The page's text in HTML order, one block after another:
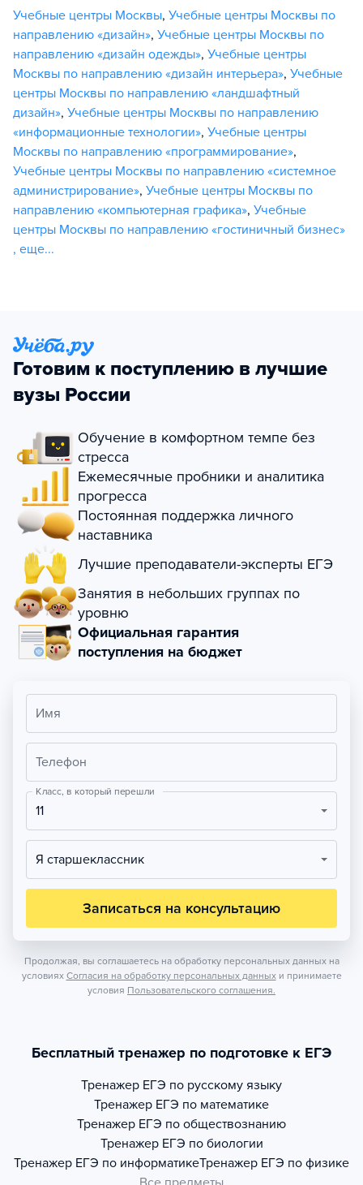
Учебные центры Москвы, Учебные центры Москвы по
направлению «дизайн», Учебные центры Москвы по
направлению «дизайн одежды», Учебные центры
Москвы по направлению «дизайн интерьера», Учебные
центры Москвы по направлению «ландшафтный
дизайн», Учебные центры Москвы по направлению
«информационные технологии», Учебные центры
Москвы по направлению «программирование»,
Учебные центры Москвы по направлению «системное
администрирование», Учебные центры Москвы по
направлению «компьютерная графика», Учебные
центры Москвы по направлению «гостиничный бизнес»
, еще...
Готовим к поступлению в лучшие
вузы России
Обучение в комфортном темпе без
стресса
Ежемесячные пробники и аналитика
прогресса
Постоянная поддержка личного
наставника
Лучшие преподаватели-эксперты ЕГЭ
Занятия в небольших группах по
уровню
Официальная гарантия
поступления на бюджет
Имя
Телефон
Класс, в который перешли
11
Я старшеклассник
Записаться на консультацию
Продолжая, вы соглашаетесь на обработку персональных данных на
условиях Согласия на обработку персональных данных и принимаете
условия Пользовательского соглашения.
Бесплатный тренажер по подготовке к ЕГЭ
Тренажер ЕГЭ по русскому языку
Тренажер ЕГЭ по математике
Тренажер ЕГЭ по обществознанию
Тренажер ЕГЭ по биологии
Тренажер ЕГЭ по информатикеТренажер ЕГЭ по физике